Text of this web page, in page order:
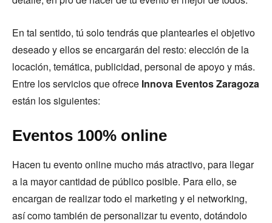
En tal sentido, tú solo tendrás que plantearles el objetivo
deseado y ellos se encargarán del resto: elección de la
locación, temática, publicidad, personal de apoyo y más.
Entre los servicios que ofrece Innova Eventos Zaragoza
están los siguientes:
Eventos 100% online
Hacen tu evento online mucho más atractivo, para llegar
a la mayor cantidad de público posible. Para ello, se
encargan de realizar todo el marketing y el networking,
así como también de personalizar tu evento, dotándolo